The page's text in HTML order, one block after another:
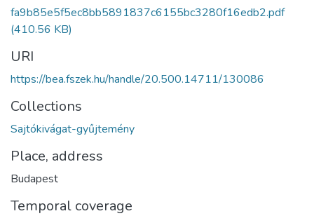
fa9b85e5f5ec8bb5891837c6155bc3280f16edb2.pdf
(410.56 KB)
URI
https://bea.fszek.hu/handle/20.500.14711/130086
Collections
Sajtókivágat-gyűjtemény
Place, address
Budapest
Temporal coverage